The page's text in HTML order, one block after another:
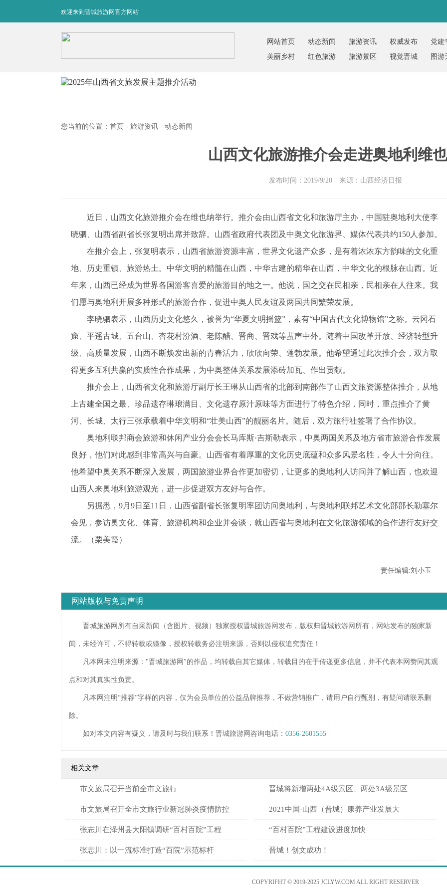
欢迎来到晋城旅游网官方网站
网站首页 动态新闻 旅游资讯 权威发布
党建
美丽乡村
红色旅游 旅游景区 视觉晋城 图游
您当前的位置： 首页 - 旅游资讯 - 动态新闻
山西文化旅游推介会走进奥地利维
发布时间：2019/9/20 来源：山西经济日报
近日，山西文化旅游推介会在维也纳举行。推介会由山西省文化和旅游厅主办，中国驻奥地利大使李
晓驷、山西省副省长张复明出席并致辞。山西省政府代表团及中奥文化旅游界、媒体代表共约150人参加。
在推介会上，张复明表示，山西省旅游资源丰富，世界文化遗产众多，是有着浓浓东方韵味的文化重
地、历史重镇、旅游热土。中华文明的精髓在山西，中华古建的精华在山西，中华文化的根脉在山西。近
年来，山西已经成为世界各国游客喜爱的旅游目的地之一。他说，国之交在民相亲，民相亲在人往来。我
们愿与奥地利开展多种形式的旅游合作，促进中奥人民友谊及两国共同繁荣发展。
李晓驷表示，山西历史文化悠久，被誉为“华夏文明摇篮”，素有“中国古代文化博物馆”之称。云冈石
窟、平遥古城、五台山、杏花村汾酒、老陈醋、晋商、晋戏等蜚声中外。随着中国改革开放、经济转型升
级、高质量发展，山西不断焕发出新的青春活力，欣欣向荣、蓬勃发展。他希望通过此次推介会，双方取
得更多互利共赢的实质性合作成果，为中奥整体关系发展添砖加瓦、作出贡献。
推介会上，山西省文化和旅游厅副厅长王琳从山西省的北部到南部作了山西文旅资源整体推介，从地
上古建全国之最、珍品遗存琳琅满目、文化遗存原汁原味等方面进行了特色介绍，同时，重点推介了黄
河、长城、太行三张承载着中华文明和“壮美山西”的靓丽名片。随后，双方旅行社签署了合作协议。
奥地利联邦商会旅游和休闲产业分会会长马库斯·吉斯勒表示，中奥两国关系及地方省市旅游合作发展
良好，他们对此感到非常高兴与自豪。山西省有着厚重的文化历史底蕴和众多风景名胜，令人十分向往。
他希望中奥关系不断深入发展，两国旅游业界合作更加密切，让更多的奥地利人访问并了解山西，也欢迎
山西人来奥地利旅游观光，进一步促进双方友好与合作。
另据悉，9月9日至11日，山西省副省长张复明率团访问奥地利，与奥地利联邦艺术文化部部长勒塞尔
会见，参访奥文化、体育、旅游机构和企业并会谈，就山西省与奥地利在文化旅游领域的合作进行友好交
流。
（栗美霞）
责任编辑:刘小玉
网站版权与免责声明
晋城旅游网所有自采新闻（含图片、视频）独家授权晋城旅游网发布，版权归晋城旅游网所有，网站发布的独家新
闻，未经许可，不得转载或镜像，授权转载务必注明来源，否则以侵权追究责任！
凡本网未注明来源："晋城旅游网"的作品，均转载自其它媒体，转载目的在于传递更多信息，并不代表本网赞同其观
点和对其真实性负责。
凡本网注明“推荐”字样的内容，仅为会员单位的公益品牌推荐，不做营销推广，请用户自行甄别，有疑问请联系删
除。
如对本文内容有疑义，请及时与我们联系！晋城旅游网咨询电话： 0356-2601555
相关文章
​市文旅局召开当前全市文旅行 晋城将新增两处4A级景区、两处3A级景区
市文旅局召开全市文旅行业新冠肺炎疫情防控 2021中国·山西（晋城）康养产业发展大
张志川在泽州县大阳镇调研“百村百院”工程 “百村百院”工程建设进度加快
张志川：以一流标准打造“百院”示范标杆 晋城！创文成功！
COPYRIFHT © 2019-2025 JCLYW.COM ALL RIGHT RESERVER